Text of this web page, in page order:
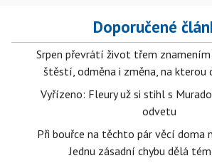
Doporučené
Srpen převrátí život třem znamením
štěstí, odměna i změna, na kterou
Vyřízeno: Fleury už si stihl s
odvetu
Při bouřce na těchto pár věcí doma
Jednu zásadní chybu dělá